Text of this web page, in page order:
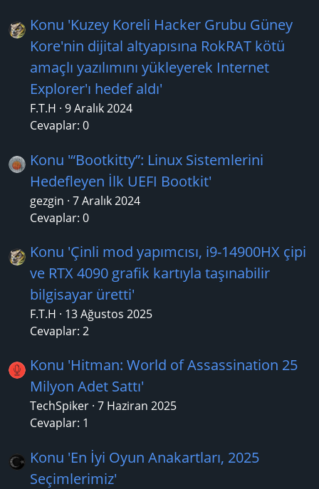
Konu 'Kuzey Koreli Hacker Grubu Güney
Kore'nin dijital altyapısına RokRAT kötü
amaçlı yazılımını yükleyerek Internet
Explorer'ı hedef aldı'
F.T.H 9 Aralık 2024
Cevaplar: 0
Konu '“Bootkitty”: Linux Sistemlerini
Hedefleyen İlk UEFI Bootkit'
gezgin 7 Aralık 2024
Cevaplar: 0
Konu 'Çinli mod yapımcısı, i9-14900HX çipi
ve RTX 4090 grafik kartıyla taşınabilir
bilgisayar üretti'
F.T.H
13 Ağustos 2025
Cevaplar: 2
Konu 'Hitman: World of Assassination 25
Milyon Adet Sattı'
TechSpiker 7 Haziran 2025
Cevaplar: 1
Konu 'En İyi Oyun Anakartları, 2025
Seçimlerimiz'